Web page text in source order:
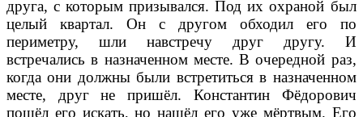
друга, с которым призывался. Под их охраной был
целый квартал. Он с другом обходил его по
периметру, шли навстречу друг другу. И
встречались в назначенном месте. В очередной раз,
когда они должны были встретиться в назначенном
месте, друг не пришёл. Константин Фёдорович
пошёл его искать, но нашёл его уже мёртвым. Его